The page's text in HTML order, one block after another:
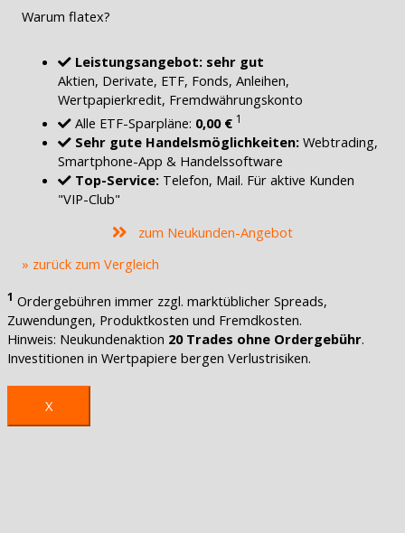
Warum flatex?
Leistungsangebot: sehr gut
Aktien, Derivate, ETF, Fonds, Anleihen,
Wertpapierkredit, Fremdwährungskonto
Alle ETF-Sparpläne: 0,00 € 1
Sehr gute Handelsmöglichkeiten: Webtrading,
Smartphone-App & Handelssoftware
Top-Service: Telefon, Mail. Für aktive Kunden
"VIP-Club"
zum Neukunden-Angebot
» zurück zum Vergleich
1 Ordergebühren immer zzgl. marktüblicher Spreads,
Zuwendungen, Produktkosten und Fremdkosten.
Hinweis: Neukundenaktion 20 Trades ohne Ordergebühr.
Investitionen in Wertpapiere bergen Verlustrisiken.
X